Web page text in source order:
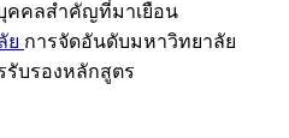
คคลสำคัญที่มาเยือน
ย การจัดอันดับมหาวิทยาลัย
รับรองหลักสูตร